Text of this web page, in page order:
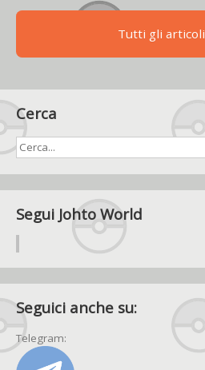
Tutti gli articoli
Cerca
Segui Johto World
Seguici anche su:
Telegram: